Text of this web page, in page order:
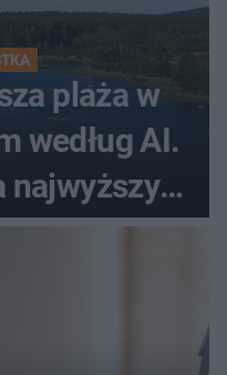
plaża w
według AI.
najwyższy